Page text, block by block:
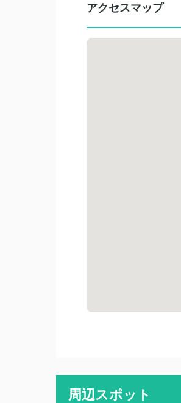
アクセスマップ
周辺スポット